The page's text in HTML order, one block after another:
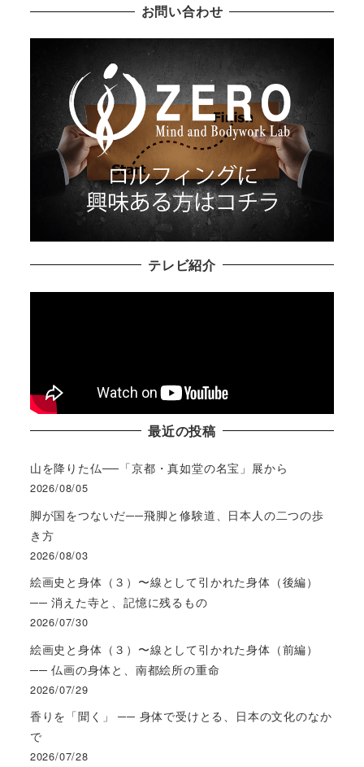
お問い合わせ
テレビ紹介
最近の投稿
山を降りた仏──「京都・真如堂の名宝」展から
2026/08/05
脚が国をつないだ──飛脚と修験道、日本人の二つの歩
き方
2026/08/03
絵画史と身体（３）〜線として引かれた身体（後編）
── 消えた寺と、記憶に残るもの
2026/07/30
絵画史と身体（３）〜線として引かれた身体（前編）
── 仏画の身体と、南都絵所の重命
2026/07/29
香りを「聞く」 ── 身体で受けとる、日本の文化のなか
で
2026/07/28